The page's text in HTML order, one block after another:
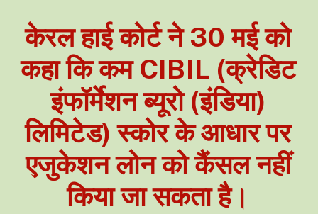
केरल हाई कोर्ट ने 30 मई को
कहा कि कम CIBIL (क्रेडिट
इंफॉर्मेशन ब्यूरो (इंडिया)
लिमिटेड) स्कोर के आधार पर
एजुकेशन लोन को कैंसल नहीं
किया जा सकता है।